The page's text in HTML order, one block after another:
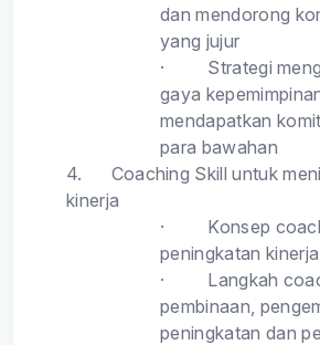
dan mendorong
yang jujur
·
Strategi
gaya
mendapatkan
para bawahan
4.
Coaching Skill untuk
kinerja
·
Konsep
peningkatan kinerja
·
Langkah
pembinaan,
peningkatan dan